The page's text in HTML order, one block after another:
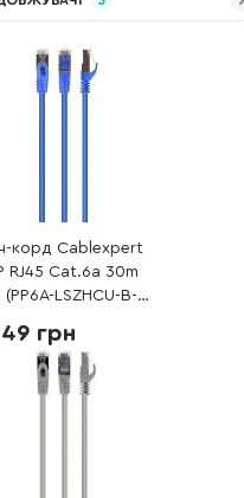
корд Cablexpert
RJ45 Cat.6a 30m
(PP6A-LSZHCU-B-
грн